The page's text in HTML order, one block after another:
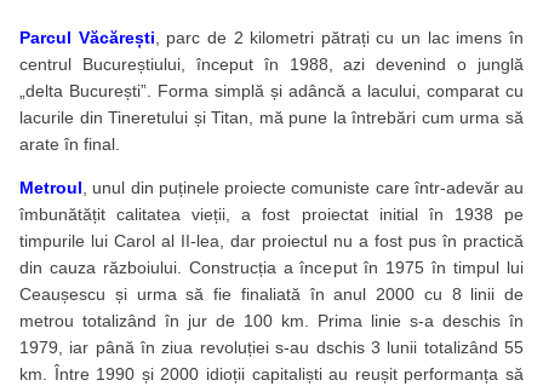
Parcul Văcărești, parc de 2 kilometri pătrați cu un lac imens în
centrul Bucureștiului, început în 1988, azi devenind o junglă
„delta București”. Forma simplă și adâncă a lacului, comparat cu
lacurile din Tineretului și Titan, mă pune la întrebări cum urma să
arate în final.
Metroul, unul din puținele proiecte comuniste care într-adevăr au
îmbunătățit calitatea vieții, a fost proiectat initial în 1938 pe
timpurile lui Carol al II-lea, dar proiectul nu a fost pus în practică
din cauza războiului. Construcția a început în 1975 în timpul lui
Ceaușescu și urma să fie finaliată în anul 2000 cu 8 linii de
metrou totalizând în jur de 100 km. Prima linie s-a deschis în
1979, iar până în ziua revoluției s-au dschis 3 lunii totalizând 55
km. Între 1990 și 2000 idioții capitaliști au reușit performanța să